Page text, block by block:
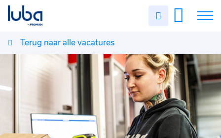
Uren
Vacatures
Over ons
Voor werkgevers
Contact
Terug naar alle vacatures